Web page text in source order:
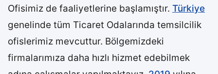
Ofisimiz de faaliyetlerine başlamıştır. Türkiye
genelinde tüm Ticaret Odalarında temsilcilik
ofislerimiz mevcuttur. Bölgemizdeki
firmalarımıza daha hızlı hizmet edebilmek